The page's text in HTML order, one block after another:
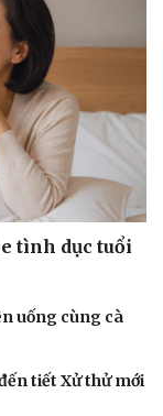
tình dục tuổi
uống cùng cà
tiết Xử thử mới